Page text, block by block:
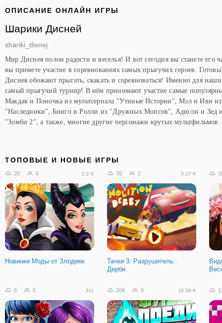
ОПИСАНИЕ ОНЛАЙН ИГРЫ
Шарики Дисней
shariki_disnej
Мир Диснея полон радости и веселья! И вот сегодня вы станете
вы примете участие в соревнованиях самых прыгучих героев.
Диснея обожают прыгать, скакать и соревноваться! Именно для
самый прыгучий турнир! В нём принимают участие самые
Макдак и Поночка из мультсериала "Утиные Истории", Мэл и Иви
"Наследники", Бинго и Ролли из "Дружных Мопсов", Адисон и Зед
"Зомби 2", а также, многие другие персонажи крутых мультфильмов.
ТОПОВЫЕ И НОВЫЕ ИГРЫ
20 0 2.2 K
Новинки Моды от Злодеек
76 2 5.17 K
Тачки 3: Разрушитель..
Дерби
6 0 311 206 9 18.58 K